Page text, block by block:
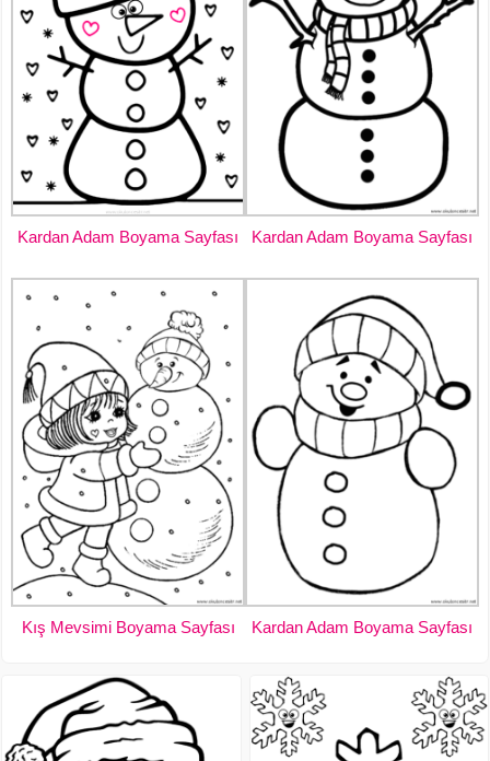
Kardan Adam Boyama Sayfası Kardan Adam Boyama Sayfası
Kış Mevsimi Boyama Sayfası Kardan Adam Boyama Sayfası